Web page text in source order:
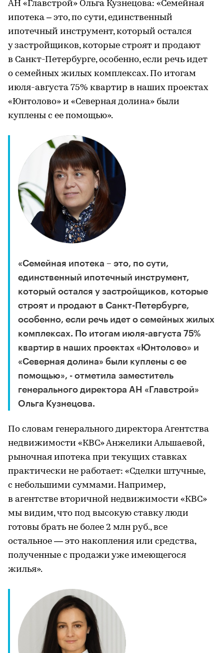
АН «Главстрой» Ольга Кузнецова: «Семейная
ипотека – это, по сути, единственный
ипотечный инструмент, который остался
у застройщиков, которые строят и продают
в Санкт-Петербурге, особенно, если речь идет
о семейных жилых комплексах. По итогам
июля-августа 75% квартир в наших проектах
«Юнтолово» и «Северная долина» были
куплены с ее помощью».
«Семейная ипотека – это, по сути,
единственный ипотечный инструмент,
который остался у застройщиков, которые
строят и продают в Санкт-Петербурге,
особенно, если речь идет о семейных жилых
комплексах. По итогам июля-августа 75%
квартир в наших проектах «Юнтолово» и
«Северная долина» были куплены с ее
помощью», - отметила заместитель
генерального директора АН «Главстрой»
Ольга Кузнецова.
По словам генерального директора Агентства
недвижимости «КВС» Анжелики Альшаевой,
рыночная ипотека при текущих ставках
практически не работает: «Сделки штучные,
с небольшими суммами. Например,
в агентстве вторичной недвижимости «КВС»
мы видим, что под высокую ставку люди
готовы брать не более 2 млн руб., все
остальное — это накопления или средства,
полученные с продажи уже имеющегося
жилья».